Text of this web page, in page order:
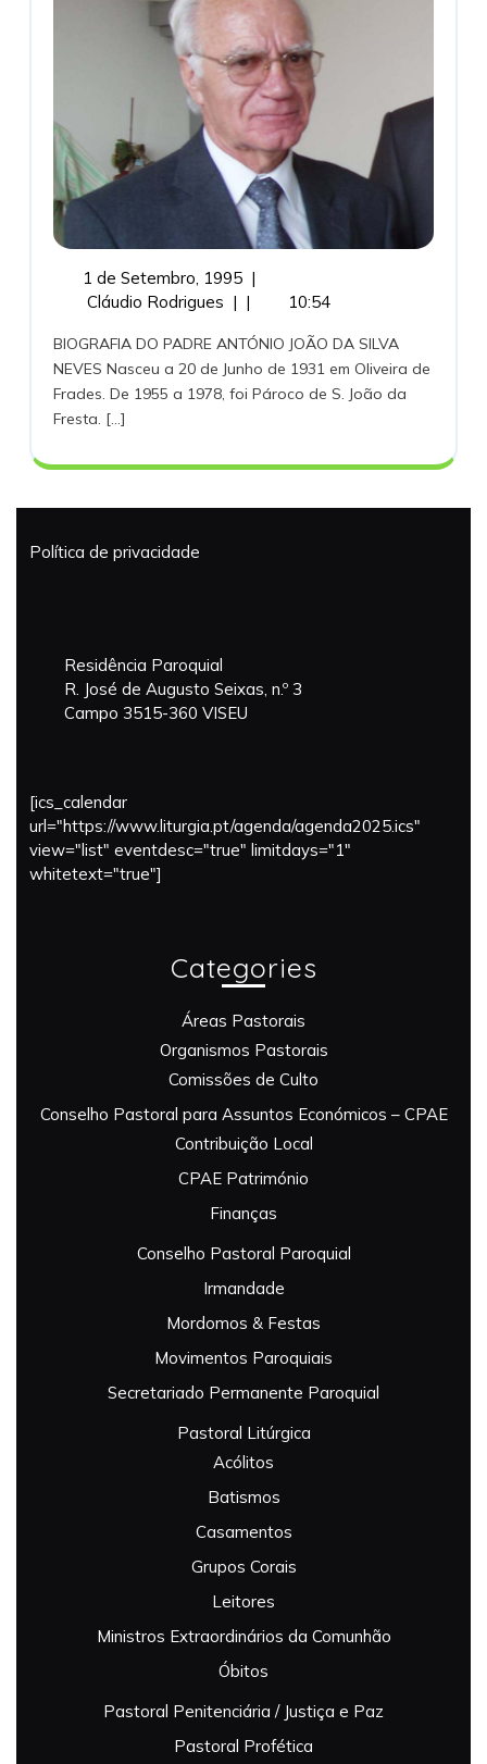
Silva
Neves
1 de Setembro, 19951
de
1995
|
Cláudio RodriguesPe.
João
da
Silva
| | 10:54
BIOGRAFIA DO PADRE ANTÓNIO JOÃO DA SILVA
NEVES Nasceu a 20 de Junho de 1931 em Oliveira de
Frades. De 1955 a 1978, foi Pároco de S. João da
Fresta. [...]
Política de privacidade
Residência Paroquial
R. José de Augusto Seixas, n.º 3
Campo 3515-360 VISEU
[ics_calendar
url="https://www.liturgia.pt/agenda/agenda2025.ics"
view="list" eventdesc="true" limitdays="1"
whitetext="true"]
Categories
Áreas Pastorais
Organismos Pastorais
Comissões de Culto
Conselho Pastoral para Assuntos Económicos – CPAE
Contribuição Local
CPAE Património
Finanças
Conselho Pastoral Paroquial
Irmandade
Mordomos & Festas
Movimentos Paroquiais
Secretariado Permanente Paroquial
Pastoral Litúrgica
Acólitos
Batismos
Casamentos
Grupos Corais
Leitores
Ministros Extraordinários da Comunhão
Óbitos
Pastoral Penitenciária / Justiça e Paz
Pastoral Profética